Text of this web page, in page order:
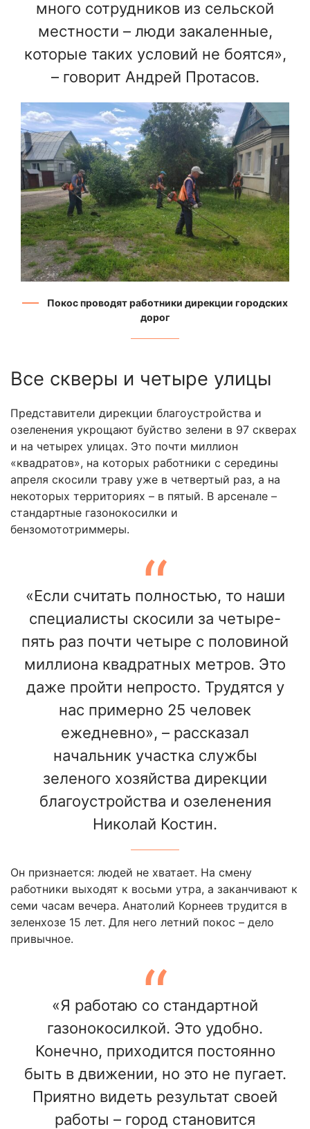
много сотрудников из сельской
местности – люди закаленные,
которые таких условий не боятся»,
– говорит Андрей Протасов.
Покос проводят работники дирекции городских
дорог
Все скверы и четыре улицы
Представители дирекции благоустройства и
озеленения укрощают буйство зелени в 97 скверах
и на четырех улицах. Это почти миллион
«квадратов», на которых работники с середины
апреля скосили траву уже в четвертый раз, а на
некоторых территориях – в пятый. В арсенале –
стандартные газонокосилки и
бензомототриммеры.
«Если считать полностью, то наши
специалисты скосили за четыре-
пять раз почти четыре с половиной
миллиона квадратных метров. Это
даже пройти непросто. Трудятся у
нас примерно 25 человек
ежедневно», – рассказал
начальник участка службы
зеленого хозяйства дирекции
благоустройства и озеленения
Николай Костин.
Он признается: людей не хватает. На смену
работники выходят к восьми утра, а заканчивают к
семи часам вечера. Анатолий Корнеев трудится в
зеленхозе 15 лет. Для него летний покос – дело
привычное.
«Я работаю со стандартной
газонокосилкой. Это удобно.
Конечно, приходится постоянно
быть в движении, но это не пугает.
Приятно видеть результат своей
работы – город становится